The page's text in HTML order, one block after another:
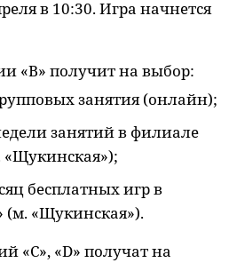
в 10:30. Игра начнется
«В» получит на выбор:
занятия (онлайн);
занятий в филиале
бесплатных игр в
(м. «Щукинская»).
«C», «D» получат на